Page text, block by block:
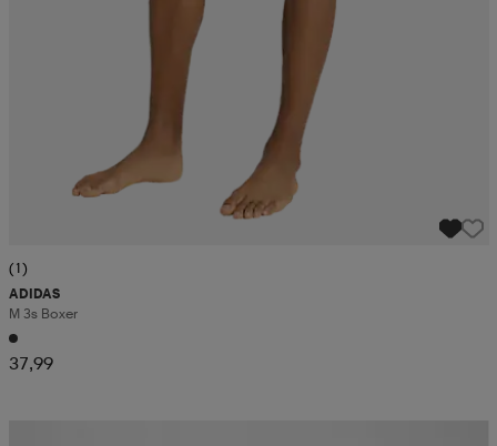
(1)
ADIDAS
M 3s Boxer
37,99